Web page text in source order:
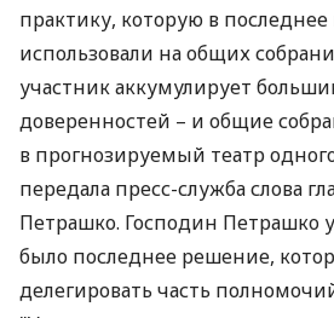
практику, которую в
использовали на общих
участник аккумулирует
доверенностей – и общие
в прогнозируемый театр
передала пресс-служба слова
Петрашко. Господин Петрашко
было последнее решение,
делегировать часть